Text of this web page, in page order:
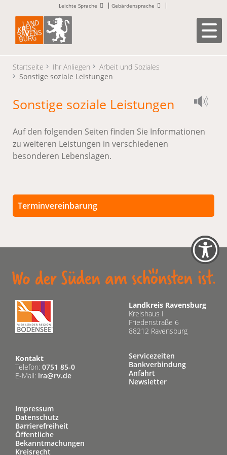
Leichte Sprache Gebärdensprache
Startseite Ihr Anliegen
Arbeit und Soziales
Sonstige soziale Leistungen
Sonstige soziale Leistungen
Auf den folgenden Seiten finden Sie Informationen
zu weiteren Leistungen in verschiedenen
besonderen Lebenslagen.
Terminvereinbarung
Persönliche Termine sind nach vorheriger
Landkreis Ravensburg
Kreishaus I
Friedenstraße 6
88212 Ravensburg
Kontakt
Telefon: 0751 85-0
E-Mail: lra@rv.de
Servicezeiten
Bankverbindung
Anfahrt
Newsletter
Impressum
Datenschutz
Barrierefreiheit
Öffentliche
Bekanntmachungen
Kreisrecht